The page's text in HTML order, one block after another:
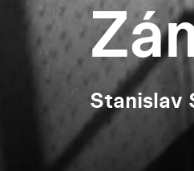
Stanislav